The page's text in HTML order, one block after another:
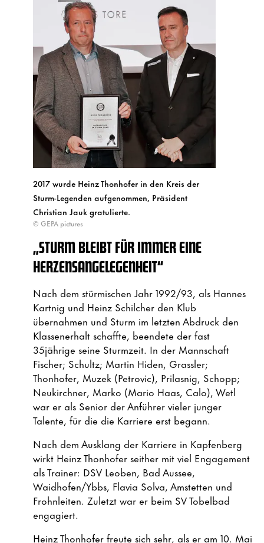
2017 wurde Heinz Thonhofer in den Kreis der
Sturm-Legenden aufgenommen, Präsident
Christian Jauk gratulierte.
© GEPA pictures
„STURM BLEIBT FÜR IMMER EINE
HERZENSANGELEGENHEIT“
Nach dem stürmischen Jahr 1992/93, als Hannes
Kartnig und Heinz Schilcher den Klub
übernahmen und Sturm im letzten Abdruck den
Klassenerhalt schaffte, beendete der fast
35jährige seine Sturmzeit. In der Mannschaft
Fischer; Schultz; Martin Hiden, Grassler;
Thonhofer, Muzek (Petrovic), Prilasnig, Schopp;
Neukirchner, Marko (Mario Haas, Calo), Wetl
war er als Senior der Anführer vieler junger
Talente, für die die Karriere erst begann.
Nach dem Ausklang der Karriere in Kapfenberg
wirkt Heinz Thonhofer seither mit viel Engagement
als Trainer: DSV Leoben, Bad Aussee,
Waidhofen/Ybbs, Flavia Solva, Amstetten und
Frohnleiten. Zuletzt war er beim SV Tobelbad
engagiert.
Heinz Thonhofer freute sich sehr, als er am 10. Mai